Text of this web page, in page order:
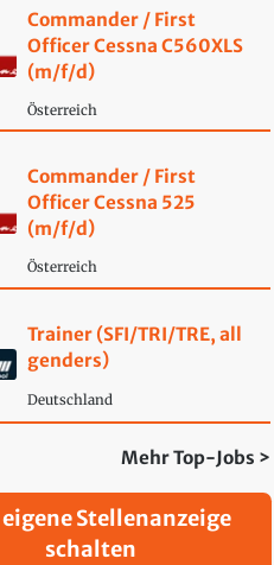
Commander / First
Officer Cessna C560XLS
(m/f/d)
Österreich
Commander / First
Officer Cessna 525
(m/f/d)
Österreich
Trainer (SFI/TRI/TRE, all
genders)
Deutschland
Mehr Top-Jobs >
Stellenanzeige
schalten